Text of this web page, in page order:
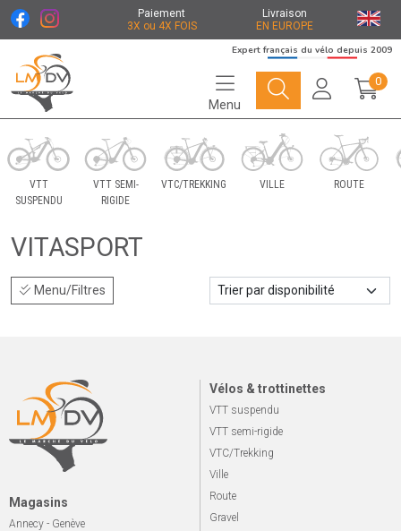
Paiement
3X ou 4X FOIS
Livraison
EN EUROPE
Le Marché du Vélo Votre distributeurs de vélo
Expert français du vélo depuis 2009
Menu
0
VTT
SUSPENDU
VTT SEMI-
RIGIDE
VTC/TREKKING VILLE ROUTE
VITASPORT
Menu/Filtres
Magasins
Annecy - Genève
Vélos & trottinettes
VTT suspendu
VTT semi-rigide
VTC/Trekking
Ville
Route
Gravel